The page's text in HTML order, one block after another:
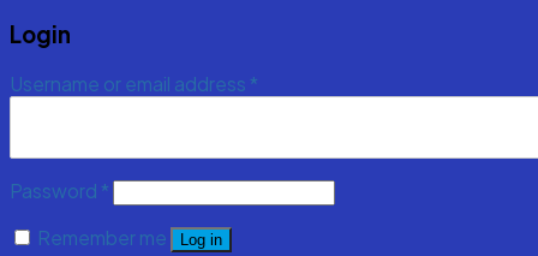
Login
Username or email address *
Password *
Remember me
Log in